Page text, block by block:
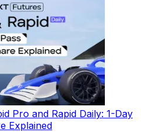
Pro and Rapid Daily: 1-Day
Explained